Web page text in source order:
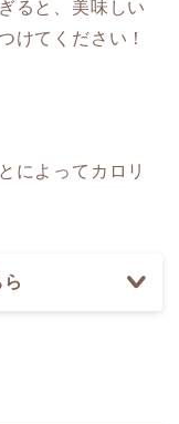
ると、美味しい
けてください！
によってカロリ